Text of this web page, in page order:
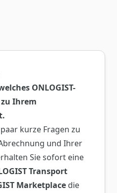
ONLOGIST-
Ihrem
kurze Fragen zu
und Ihrer
Sie sofort eine
Transport
Marketplace die